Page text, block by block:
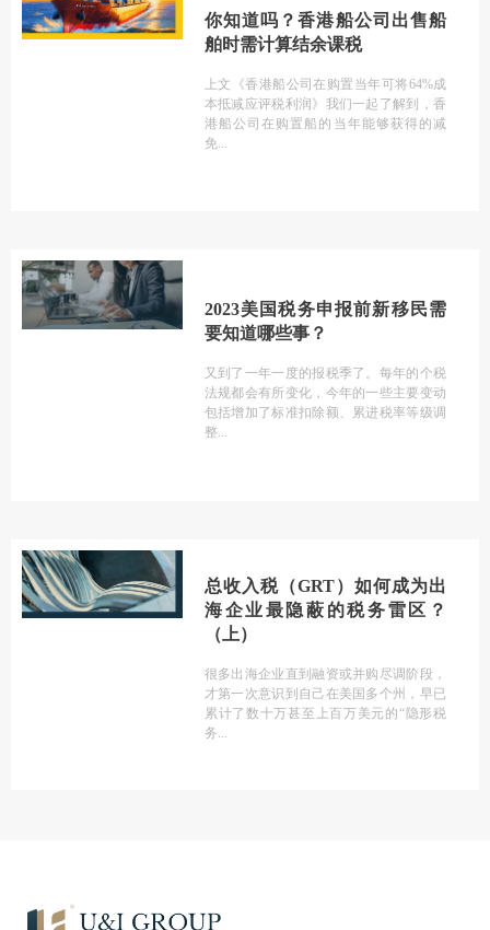
你知道吗？香港船公司出售船
舶时需计算结余课税
上文《香港船公司在购置当年可将64%成
本抵减应评税利润》我们一起了解到，香
港船公司在购置船的当年能够获得的减
免
2023美国税务申报前新移民需
要知道哪些事？
又到了一年一度的报税季了。每年的个税
法规都会有所变化，今年的一些主要变动
包括增加了标准扣除额、累进税率等级调
整
总收入税（GRT）如何成为出
海企业最隐蔽的税务雷区？
（上）
很多出海企业直到融资或并购尽调阶段，
才第一次意识到自己在美国多个州，早已
累计了数十万甚至上百万美元的“隐形税
务